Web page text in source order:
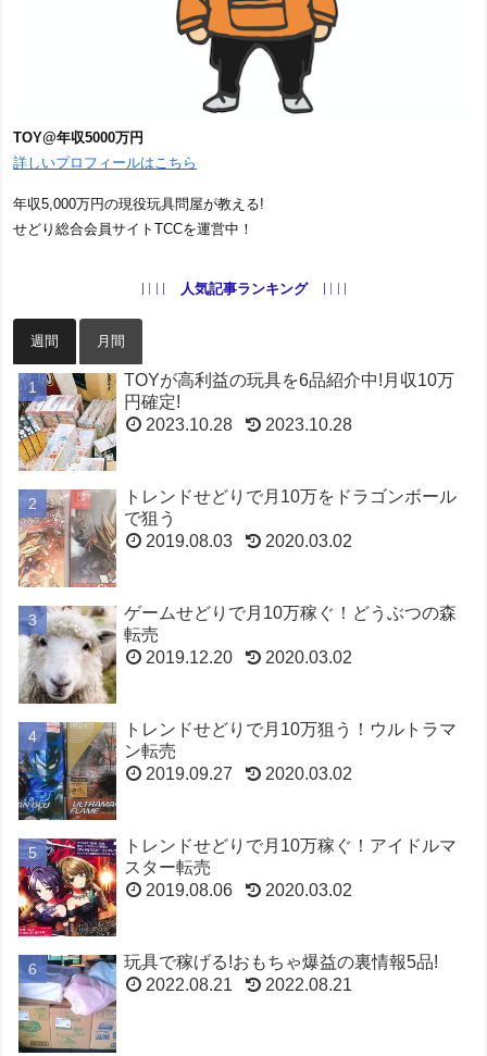
TOY@年収5000万円
詳しいプロフィールはこちら
年収5,000万円の現役玩具問屋が教える!
せどり総合会員サイトTCCを運営中！
人気記事ランキング
週間 月間
TOYが高利益の玩具を6品紹介中!月収10万
円確定!
2023.10.28
2023.10.28
トレンドせどりで月10万をドラゴンボール
で狙う
2019.08.03
2020.03.02
ゲームせどりで月10万稼ぐ！どうぶつの森
転売
2019.12.20
2020.03.02
トレンドせどりで月10万狙う！ウルトラマ
ン転売
2019.09.27
2020.03.02
トレンドせどりで月10万稼ぐ！アイドルマ
スター転売
2019.08.06
2020.03.02
玩具で稼げる!おもちゃ爆益の裏情報5品!
2022.08.21
2022.08.21